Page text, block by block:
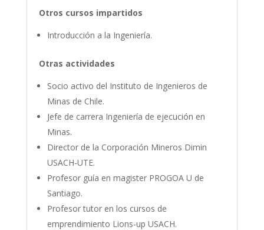
Otros cursos impartidos
Introducción a la Ingeniería.
Otras actividades
Socio activo del Instituto de Ingenieros de
Minas de Chile.
Jefe de carrera Ingeniería de ejecución en
Minas.
Director de la Corporación Mineros Dimin
USACH-UTE.
Profesor guía en magister PROGOA U de
Santiago.
Profesor tutor en los cursos de
emprendimiento Lions-up USACH.